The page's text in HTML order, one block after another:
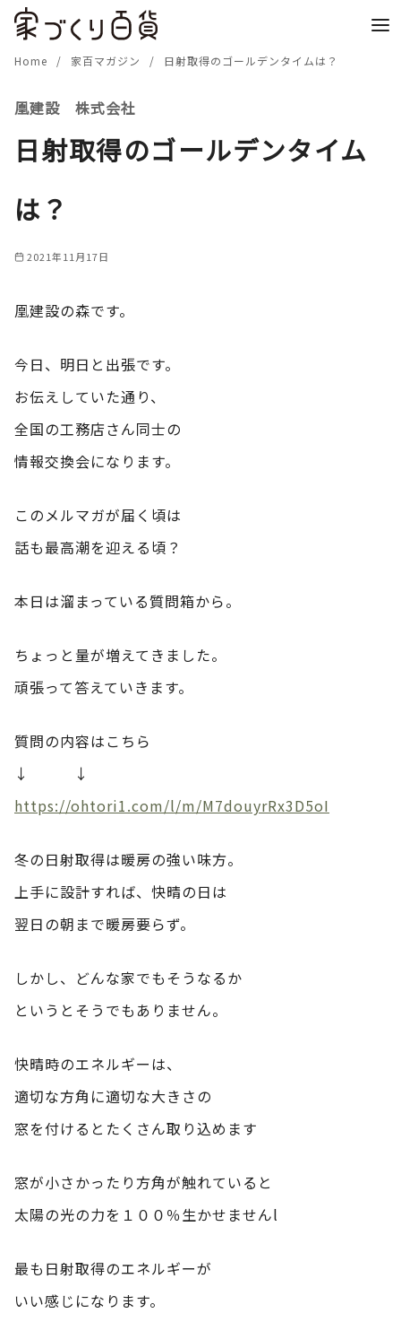
Home 家百マガジン 日射取得のゴールデンタイムは？
凰建設 株式会社
日射取得のゴールデンタイム
は？
2021年11月17日
凰建設の森です。
今日、明日と出張です。
お伝えしていた通り、
全国の工務店さん同士の
情報交換会になります。
このメルマガが届く頃は
話も最高潮を迎える頃？
本日は溜まっている質問箱から。
ちょっと量が増えてきました。
頑張って答えていきます。
質問の内容はこちら
↓ ↓
https://ohtori1.com/l/m/M7douyrRx3D5oI
冬の日射取得は暖房の強い味方。
上手に設計すれば、快晴の日は
翌日の朝まで暖房要らず。
しかし、どんな家でもそうなるか
というとそうでもありません。
快晴時のエネルギーは、
適切な方角に適切な大きさの
窓を付けるとたくさん取り込めます
窓が小さかったり方角が触れていると
太陽の光の力を１００％生かせませんl
最も日射取得のエネルギーが
いい感じになります。